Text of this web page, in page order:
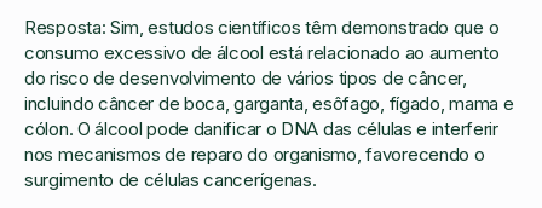
Resposta: Sim, estudos científicos têm demonstrado que o
consumo excessivo de álcool está relacionado ao aumento
do risco de desenvolvimento de vários tipos de câncer,
incluindo câncer de boca, garganta, esôfago, fígado, mama e
cólon. O álcool pode danificar o DNA das células e interferir
nos mecanismos de reparo do organismo, favorecendo o
surgimento de células cancerígenas.